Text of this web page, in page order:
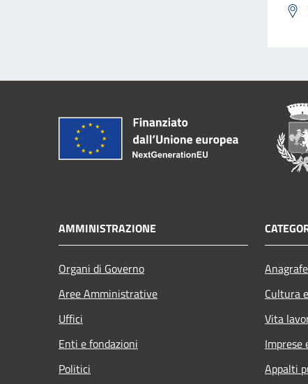
AMMINISTRAZIONE
Organi di Governo
Aree Amministrative
Uffici
Enti e fondazioni
Politici
Cultura
Vita
Imprese
Appalti